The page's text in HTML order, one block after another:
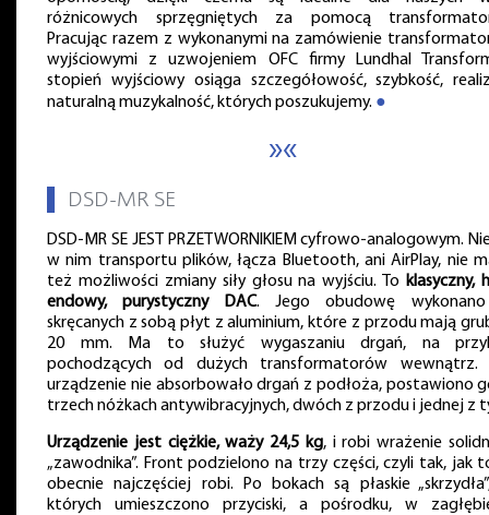
różnicowych sprzęgniętych za pomocą
Pracując razem z wykonanymi na zamówienie
wyjściowymi z uzwojeniem OFC firmy Lundhal
stopień wyjściowy osiąga szczegółowość, szybkość,
naturalną muzykalność, których poszukujemy. ●
»«
DSD-MR SE
DSD-MR SE JEST PRZETWORNIKIEM cyfrowo-analogowym.
w nim transportu plików, łącza Bluetooth, ani AirPlay, nie
też możliwości zmiany siły głosu na wyjściu. To klasyczny,
endowy, purystyczny DAC. Jego obudowę
skręcanych z sobą płyt z aluminium, które z przodu mają
20 mm. Ma to służyć wygaszaniu drgań, na
pochodzących od dużych transformatorów wewnątrz.
urządzenie nie absorbowało drgań z podłoża, postawiono
trzech nóżkach antywibracyjnych, dwóch z przodu i jednej z
Urządzenie jest ciężkie, waży 24,5 kg, i robi wrażenie
„zawodnika”. Front podzielono na trzy części, czyli tak, jak
obecnie najczęściej robi. Po bokach są płaskie
których umieszczono przyciski, a pośrodku, w